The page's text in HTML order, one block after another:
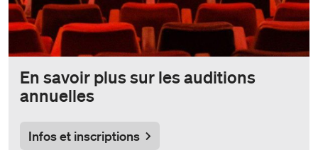
En savoir plus sur les auditions
annuelles
Infos et inscriptions